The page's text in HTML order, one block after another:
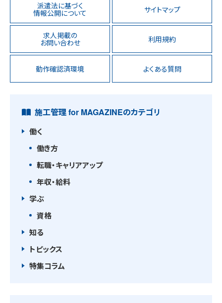
派遣法に基づく
情報公開について サイトマップ
求人掲載の
お問い合わせ 利用規約
動作確認済環境 よくある質問
施工管理 for MAGAZINEのカテゴリ
働く
働き方
転職・キャリアアップ
年収・給料
学ぶ
資格
知る
トピックス
特集コラム